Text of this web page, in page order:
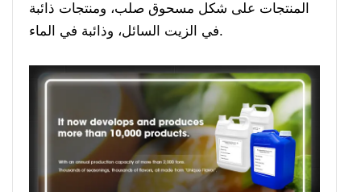
المنتجات على شكل مسحوق صلب، ومنتجات ذائبة
في الزيت السائل، وذائبة في الماء.